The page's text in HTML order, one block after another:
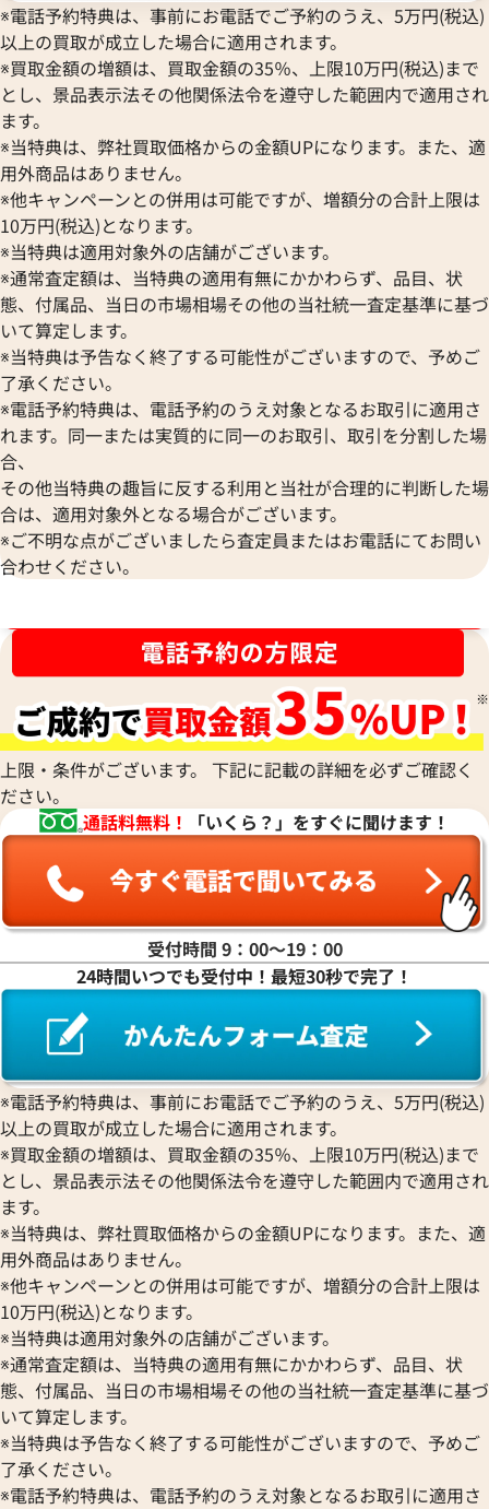
ルイ・ヴィトン ヴェルニ ドット インフィ
ニティ ロックイットMM トートバッグ パ
テント ブラック×イエロー M91398
参考買取価格
ASK
2022年6月18日時点
ルイ・ヴィトン
参考買取価格
2026年1月17日時
ルイ・ヴィトン モノグラムエクリプス ダ
ブルフォンポーチ ショルダーバッグ
M81321
参考買取価格
122,000
2026年4月3日時点
ルイ・ヴィトン
レディモネ 財布
参考買取価格
21,000
2025年10月17日
※電話予約特典は、事前にお電話でご予約のうえ、5万円(税込)
以上の買取が成立した場合に適用されます。
※買取金額の増額は、買取金額の35％、上限10万円(税込)まで
とし、景品表示法その他関係法令を遵守した範囲内で適用され
ます。
※当特典は、弊社買取価格からの金額UPになります。また、適
用外商品はありません。
※他キャンペーンとの併用は可能ですが、増額分の合計上限は
10万円(税込)となります。
※当特典は適用対象外の店舗がございます。
※通常査定額は、当特典の適用有無にかかわらず、品目、状
態、付属品、当日の市場相場その他の当社統一査定基準に基づ
いて算定します。
※当特典は予告なく終了する可能性がございますので、予めご
了承ください。
※電話予約特典は、電話予約のうえ対象となるお取引に適用さ
れます。同一または実質的に同一のお取引、取引を分割した場
合、
その他当特典の趣旨に反する利用と当社が合理的に判断した場
合は、適用対象外となる場合がございます。
※ご不明な点がございましたら査定員またはお電話にてお問い
合わせください。
上限・条件がございます。 下記に記載の詳細を必ずご確認く
ださい。
通話料無料！
「いくら？」をすぐに聞けます！
受付時間 9：00〜19：00
24時間いつでも受付中！最短30秒で完了！
※電話予約特典は、事前にお電話でご予約のうえ、5万円(税込)
以上の買取が成立した場合に適用されます。
※買取金額の増額は、買取金額の35％、上限10万円(税込)まで
とし、景品表示法その他関係法令を遵守した範囲内で適用され
ます。
※当特典は、弊社買取価格からの金額UPになります。また、適
用外商品はありません。
※他キャンペーンとの併用は可能ですが、増額分の合計上限は
10万円(税込)となります。
※当特典は適用対象外の店舗がございます。
※通常査定額は、当特典の適用有無にかかわらず、品目、状
態、付属品、当日の市場相場その他の当社統一査定基準に基づ
いて算定します。
※当特典は予告なく終了する可能性がございますので、予めご
了承ください。
※電話予約特典は、電話予約のうえ対象となるお取引に適用さ